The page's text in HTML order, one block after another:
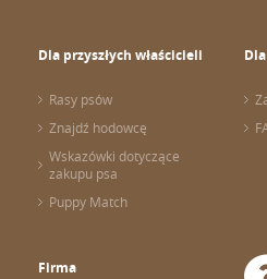
Dla przyszłych właścicieli
Rasy psów
Znajdź hodowcę
Wskazówki dotyczące
zakupu psa
Puppy Match
Firma